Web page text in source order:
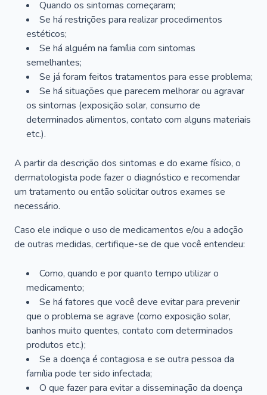
Quando os sintomas começaram;
Se há restrições para realizar procedimentos
estéticos;
Se há alguém na família com sintomas
semelhantes;
Se já foram feitos tratamentos para esse problema;
Se há situações que parecem melhorar ou agravar
os sintomas (exposição solar, consumo de
determinados alimentos, contato com alguns materiais
etc.).
A partir da descrição dos sintomas e do exame físico, o
dermatologista pode fazer o diagnóstico e recomendar
um tratamento ou então solicitar outros exames se
necessário.
Caso ele indique o uso de medicamentos e/ou a adoção
de outras medidas, certifique-se de que você entendeu:
Como, quando e por quanto tempo utilizar o
medicamento;
Se há fatores que você deve evitar para prevenir
que o problema se agrave (como exposição solar,
banhos muito quentes, contato com determinados
produtos etc.);
Se a doença é contagiosa e se outra pessoa da
família pode ter sido infectada;
O que fazer para evitar a disseminação da doença